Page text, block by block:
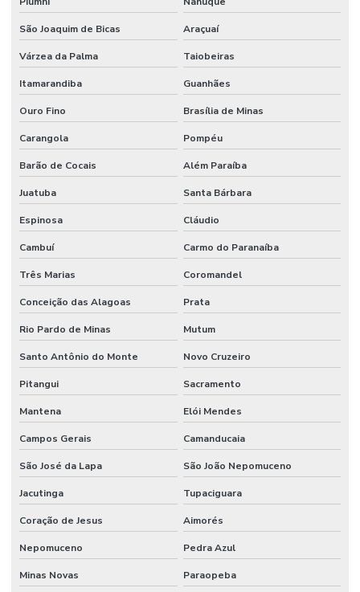
São Joaquim de Bicas Araçuaí
Várzea da Palma Taiobeiras
Itamarandiba Guanhães
Ouro Fino Brasília de Minas
Carangola Pompéu
Barão de Cocais Além Paraíba
Juatuba Santa Bárbara
Espinosa Cláudio
Cambuí Carmo do Paranaíba
Três Marias Coromandel
Conceição das Alagoas Prata
Rio Pardo de Minas Mutum
Santo Antônio do Monte Novo Cruzeiro
Pitangui Sacramento
Mantena Elói Mendes
Campos Gerais Camanducaia
São José da Lapa São João Nepomuceno
Jacutinga Tupaciguara
Coração de Jesus Aimorés
Nepomuceno Pedra Azul
Minas Novas Paraopeba